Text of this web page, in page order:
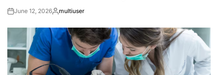
PostJune 12, 2026By:multiuser